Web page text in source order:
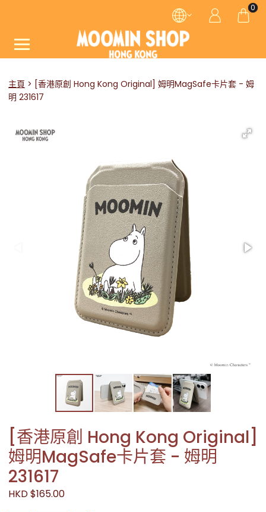
0
主頁
[香港原創 Hong Kong Original] 姆明MagSafe卡片套 - 姆
明 231617
[香港原創 Hong Kong Original]
姆明MagSafe卡片套 - 姆明
231617
HKD $165.00